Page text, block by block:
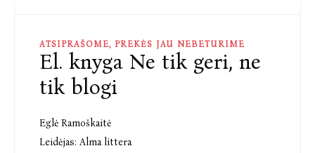
ATSIPRAŠOME, PREKĖS JAU NEBETURIME
El. knyga Ne tik geri, ne
tik blogi
Eglė Ramoškaitė
Leidėjas: Alma littera